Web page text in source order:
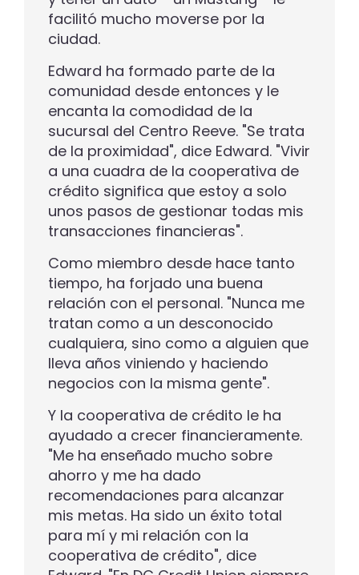
facilitó mucho moverse por la
ciudad.
Edward ha formado parte de la
comunidad desde entonces y le
encanta la comodidad de la
sucursal del Centro Reeve. "Se trata
de la proximidad", dice Edward. "Vivir
a una cuadra de la cooperativa de
crédito significa que estoy a solo
unos pasos de gestionar todas mis
transacciones financieras".
Como miembro desde hace tanto
tiempo, ha forjado una buena
relación con el personal. "Nunca me
tratan como a un desconocido
cualquiera, sino como a alguien que
lleva años viniendo y haciendo
negocios con la misma gente".
Y la cooperativa de crédito le ha
ayudado a crecer financieramente.
"Me ha enseñado mucho sobre
ahorro y me ha dado
recomendaciones para alcanzar
mis metas. Ha sido un éxito total
para mí y mi relación con la
cooperativa de crédito", dice